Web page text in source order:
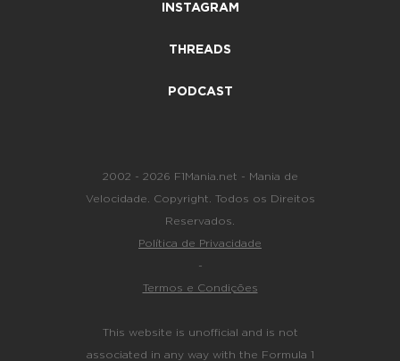
INSTAGRAM
THREADS
PODCAST
2002 - 2026 F1Mania.net - Mania de
Velocidade. Copyright. Todos os Direitos
Reservados.
Política de Privacidade
-
Termos e Condições
This website is unofficial and is not
associated in any way with the Formula 1